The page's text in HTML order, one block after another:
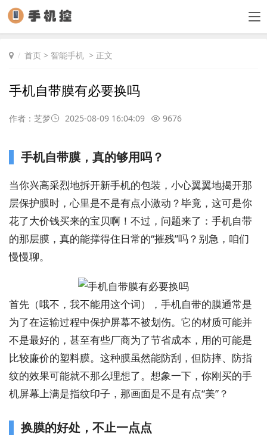
首页 > 智能手机 > 正文
手机自带膜有必要换吗
作者：芝梦 2025-08-09 16:04:09 9676
手机自带膜，真的够用吗？
当你兴高采烈地拆开新手机的包装，小心翼翼地揭开那
层保护膜时，心里是不是有点小激动？毕竟，这可是你
花了大价钱买来的宝贝啊！不过，问题来了：手机自带
的那层膜，真的能撑得住日常的“摧残”吗？别急，咱们
慢慢聊。
首先（哦不，我不能用这个词），手机自带的膜通常是
为了在运输过程中保护屏幕不被划伤。它的材质可能并
不是最好的，甚至有些厂商为了节省成本，用的可能是
比较廉价的塑料膜。这种膜虽然能防刮，但防摔、防指
纹的效果可能就不那么理想了。想象一下，你刚买的手
机屏幕上满是指纹印子，那画面是不是有点“美”？
换膜的好处，不止一点点